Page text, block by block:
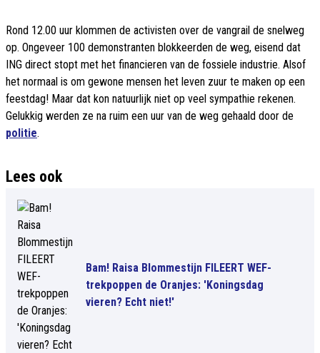
Rond 12.00 uur klommen de activisten over de vangrail de snelweg
op. Ongeveer 100 demonstranten blokkeerden de weg, eisend dat
ING direct stopt met het financieren van de fossiele industrie. Alsof
het normaal is om gewone mensen het leven zuur te maken op een
feestdag! Maar dat kon natuurlijk niet op veel sympathie rekenen.
Gelukkig werden ze na ruim een uur van de weg gehaald door de
politie.
Lees ook
Bam! Raisa Blommestijn FILEERT WEF-
trekpoppen de Oranjes: 'Koningsdag
vieren? Echt niet!'